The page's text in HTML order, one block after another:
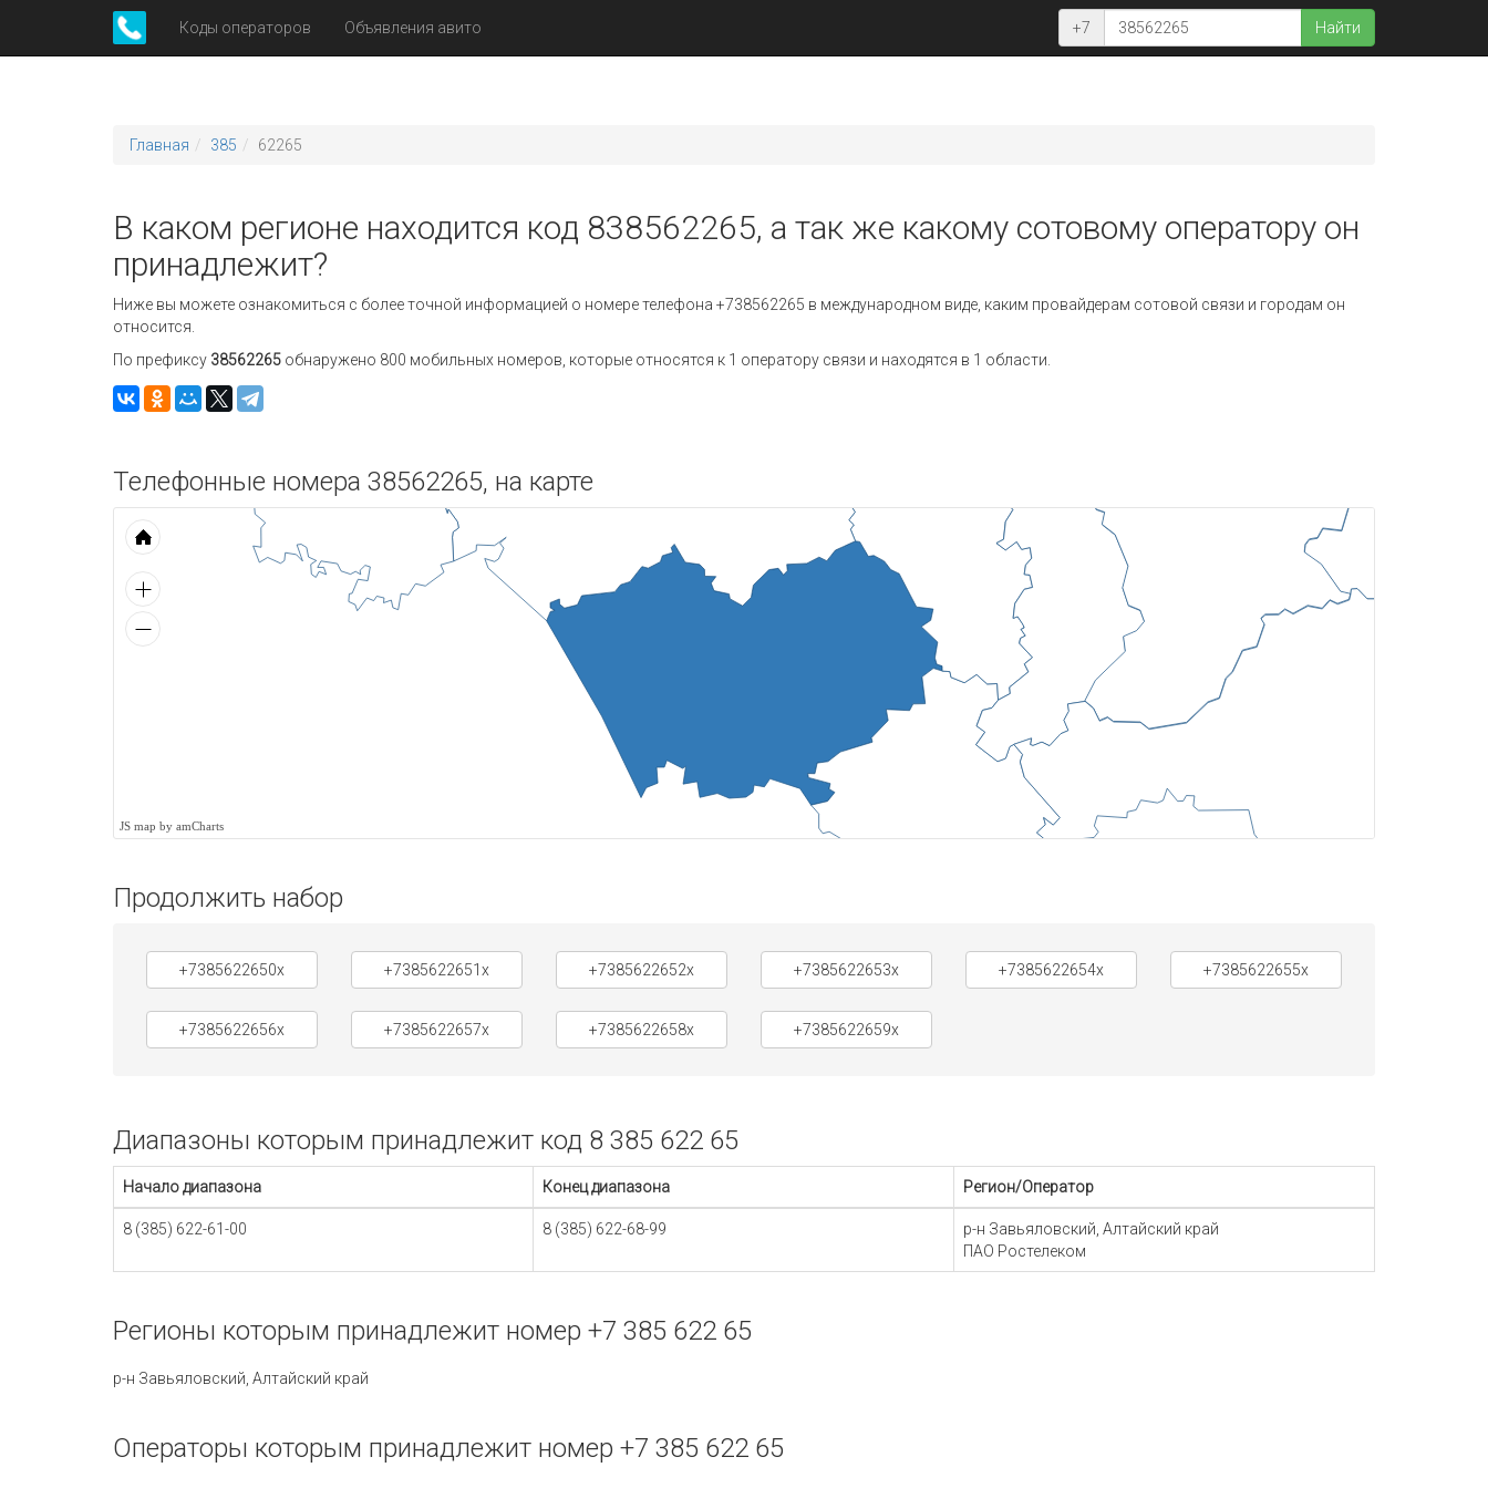
Коды операторов Объявления авито +7 Найти
Главная 385 62265
В каком регионе находится код 838562265, а так же какому сотовому оператору он
принадлежит?
Ниже вы можете ознакомиться с более точной информацией о номере телефона +738562265 в международном виде, каким провайдерам сотовой связи и городам он
относится.
По префиксу 38562265 обнаружено 800 мобильных номеров, которые относятся к 1 оператору связи и находятся в 1 области.
Телефонные номера 38562265, на карте
JS map by amCharts
Продолжить набор
+7385622650x +7385622651x +7385622652x +7385622653x +7385622654x +7385622655x
+7385622656x +7385622657x +7385622658x +7385622659x
Диапазоны которым принадлежит код 8 385 622 65
Начало диапазона Конец диапазона Регион/Оператор
8 (385) 622-61-00 8 (385) 622-68-99
р-н Завьяловский, Алтайский край
ПАО Ростелеком
Регионы которым принадлежит номер +7 385 622 65
р-н Завьяловский, Алтайский край
Операторы которым принадлежит номер +7 385 622 65